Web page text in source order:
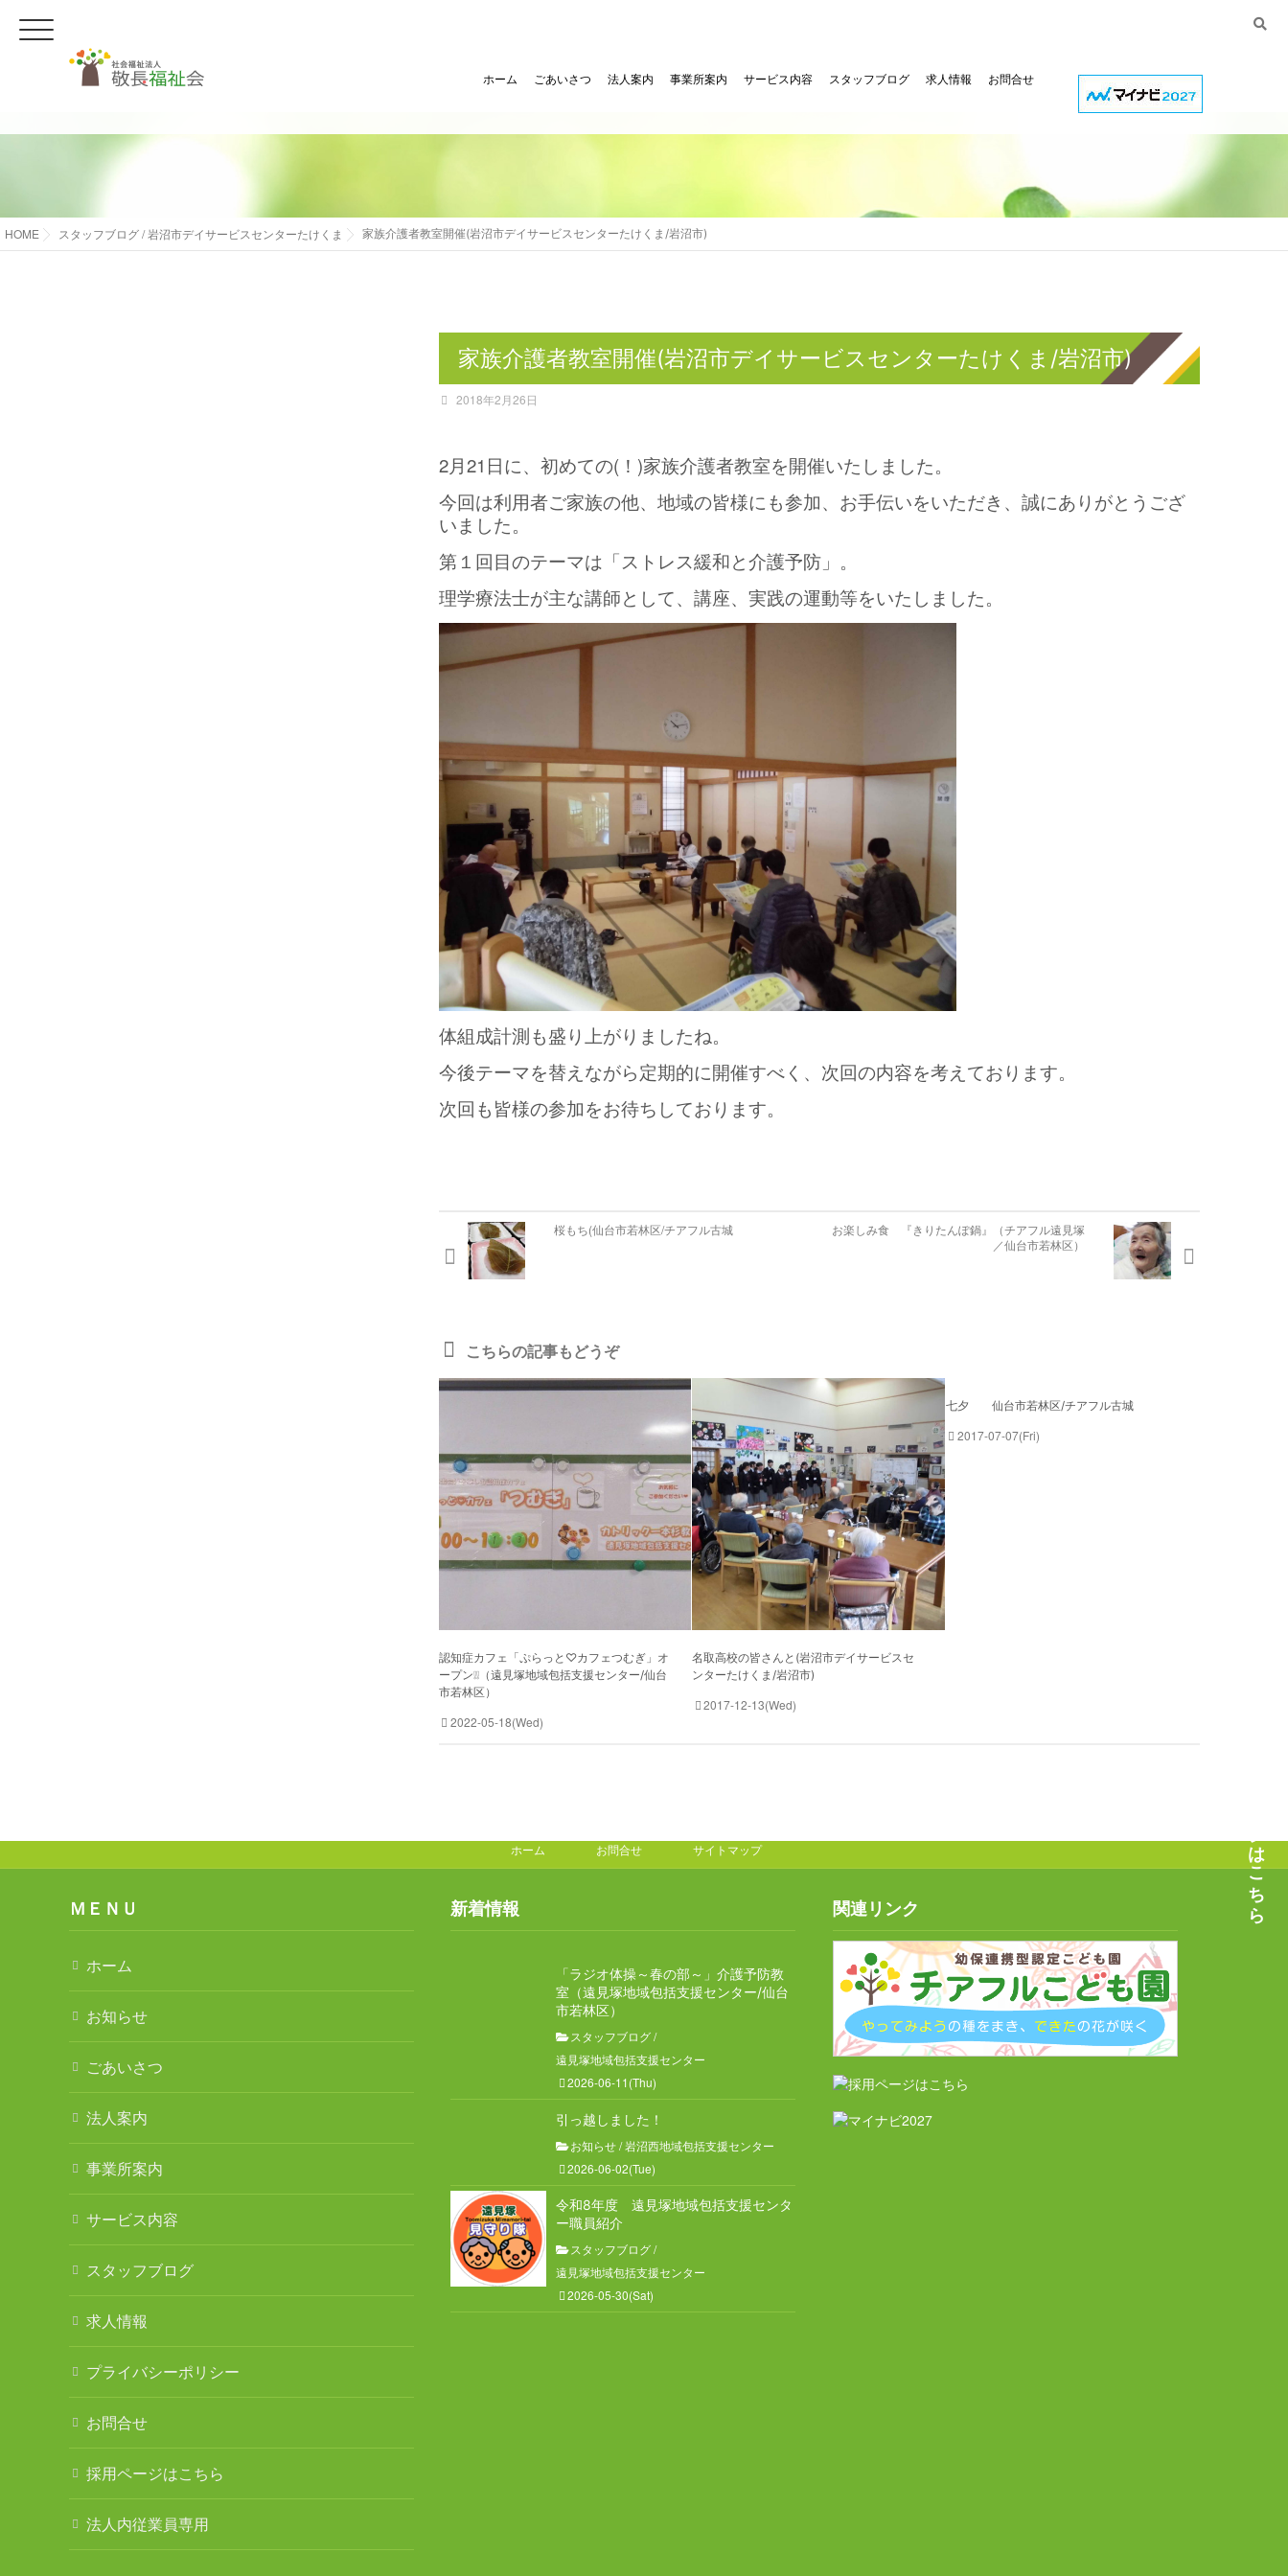
ホーム ごあいさつ 法人案内 事業所案内 サービス内容 スタッフブログ 求人情報 お問合せ
HOME スタッフブログ/岩沼市デイサービスセンターたけくま 家族介護者教室開催(岩沼市デイサービスセンターたけくま/岩沼市)
家族介護者教室開催(岩沼市デイサービスセンターたけくま/岩沼市)
2018年2月26日
2月21日に、初めての(！)家族介護者教室を開催いたしました。
今回は利用者ご家族の他、地域の皆様にも参加、お手伝いをいただき、誠にありがとうござ
いました。
第１回目のテーマは「ストレス緩和と介護予防」。
理学療法士が主な講師として、講座、実践の運動等をいたしました。
体組成計測も盛り上がりましたね。
今後テーマを替えながら定期的に開催すべく、次回の内容を考えております。
次回も皆様の参加をお待ちしております。
桜もち(仙台市若林区/チアフル古城
お楽しみ食 『きりたんぽ鍋』（チアフル遠見塚
／仙台市若林区）
こちらの記事もどうぞ
認知症カフェ「ぷらっと♡カフェつむぎ」オ
ープン❕❕（遠見塚地域包括支援センター/仙台
市若林区）
2022-05-18(Wed)
名取高校の皆さんと(岩沼市デイサービスセ
ンターたけくま/岩沼市)
2017-12-13(Wed)
七夕 仙台市若林区/チアフル古城
2017-07-07(Fri)
ホーム お問合せ サイトマップ
ＭＥＮＵ
ホーム
お知らせ
ごあいさつ
法人案内
事業所案内
サービス内容
スタッフブログ
求人情報
プライバシーポリシー
お問合せ
採用ページはこちら
法人内従業員専用
新着情報
「ラジオ体操～春の部～」介護予防教
室（遠見塚地域包括支援センター/仙台
市若林区）
スタッフブログ/
遠見塚地域包括支援センター
2026-06-11(Thu)
引っ越しました！
お知らせ/岩沼西地域包括支援センター
2026-06-02(Tue)
令和8年度 遠見塚地域包括支援センタ
ー職員紹介
スタッフブログ/
遠見塚地域包括支援センター
2026-05-30(Sat)
関連リンク 採用ページはこちら